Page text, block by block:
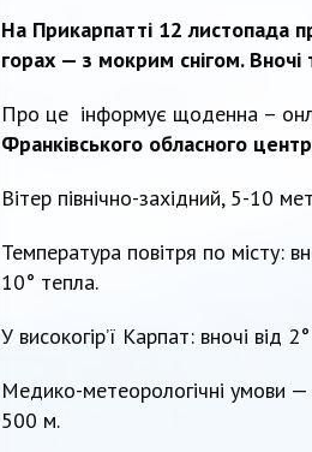
На Прикарпатті 12 листопада
горах — з мокрим снігом.
Про це інформує щоденна –
Франківського обласного
Вітер північно-західний, 5-10
Температура повітря по місту:
10° тепла.
У високогір’ї Карпат: вночі
Медико-метеорологічні умови
500 м.